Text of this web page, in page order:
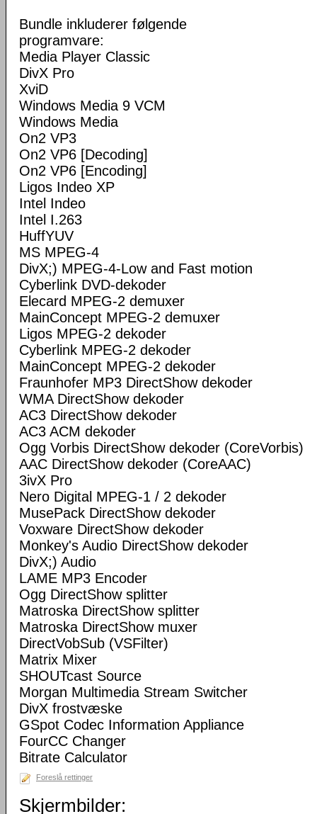
Bundle inkluderer følgende
programvare:
Media Player Classic
DivX Pro
XviD
Windows Media 9 VCM
Windows Media
On2 VP3
On2 VP6 [Decoding]
On2 VP6 [Encoding]
Ligos Indeo XP
Intel Indeo
Intel I.263
HuffYUV
MS MPEG-4
DivX;) MPEG-4-Low and Fast motion
Cyberlink DVD-dekoder
Elecard MPEG-2 demuxer
MainConcept MPEG-2 demuxer
Ligos MPEG-2 dekoder
Cyberlink MPEG-2 dekoder
MainConcept MPEG-2 dekoder
Fraunhofer MP3 DirectShow dekoder
WMA DirectShow dekoder
AC3 DirectShow dekoder
AC3 ACM dekoder
Ogg Vorbis DirectShow dekoder (CoreVorbis)
AAC DirectShow dekoder (CoreAAC)
3ivX Pro
Nero Digital MPEG-1 / 2 dekoder
MusePack DirectShow dekoder
Voxware DirectShow dekoder
Monkey's Audio DirectShow dekoder
DivX;) Audio
LAME MP3 Encoder
Ogg DirectShow splitter
Matroska DirectShow splitter
Matroska DirectShow muxer
DirectVobSub (VSFilter)
Matrix Mixer
SHOUTcast Source
Morgan Multimedia Stream Switcher
DivX frostvæske
GSpot Codec Information Appliance
FourCC Changer
Bitrate Calculator
Foreslå rettinger
Skjermbilder: